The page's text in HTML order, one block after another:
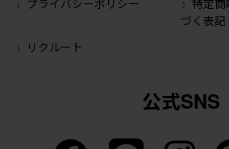
づく表記
リクルート
公式SNS